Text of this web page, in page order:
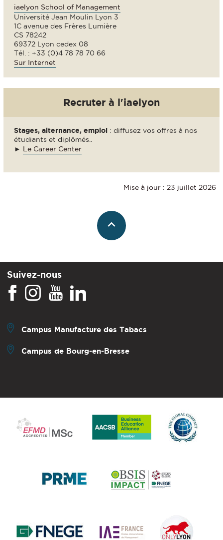
iaelyon School of Management
Université Jean Moulin Lyon 3
1C avenue des Frères Lumière
CS 78242
69372 Lyon cedex 08
Tél. : +33 (0)4 78 78 70 66
Sur Internet
Recruter à l'iaelyon
Stages, alternance, emploi : diffusez vos offres à nos
étudiants et diplômés..
► Le Career Center
Mise à jour : 23 juillet 2026
Suivez-nous
Campus Manufacture des Tabacs
Campus de Bourg-en-Bresse